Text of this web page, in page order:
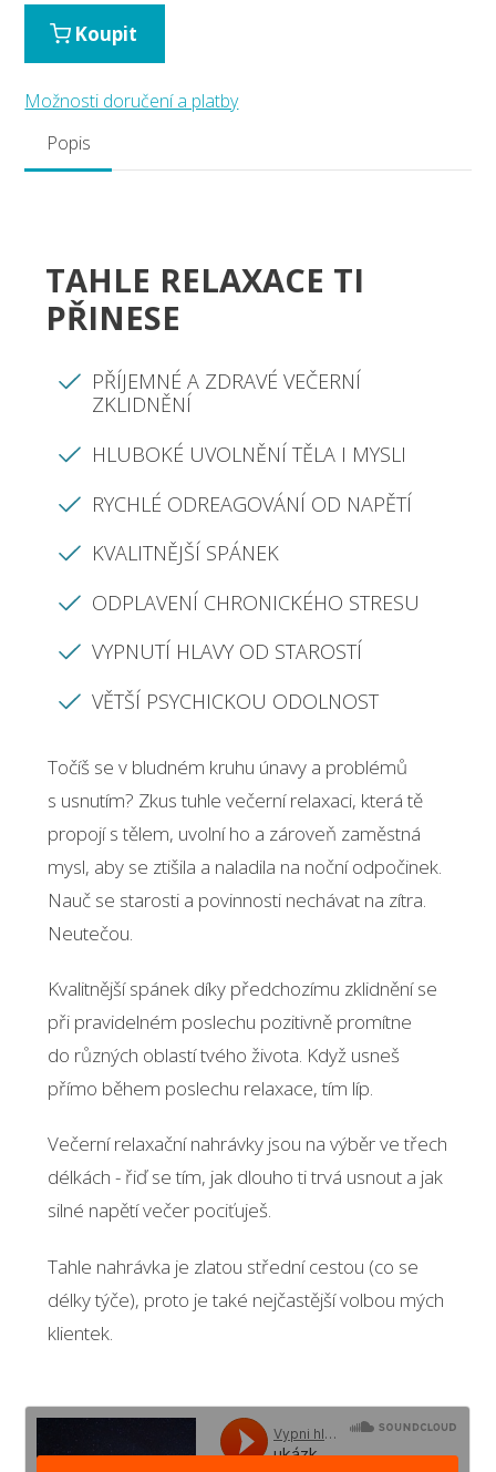
Koupit
Možnosti doručení a platby
Popis
TAHLE RELAXACE TI
PŘINESE
PŘÍJEMNÉ A ZDRAVÉ VEČERNÍ
ZKLIDNĚNÍ
HLUBOKÉ UVOLNĚNÍ TĚLA I MYSLI
RYCHLÉ ODREAGOVÁNÍ OD NAPĚTÍ
KVALITNĚJŠÍ SPÁNEK
ODPLAVENÍ CHRONICKÉHO STRESU
VYPNUTÍ HLAVY OD STAROSTÍ
VĚTŠÍ PSYCHICKOU ODOLNOST
Točíš se v bludném kruhu únavy a problémů
s usnutím? Zkus tuhle večerní relaxaci, která tě
propojí s tělem, uvolní ho a zároveň zaměstná
mysl, aby se ztišila a naladila na noční odpočinek.
Nauč se starosti a povinnosti nechávat na zítra.
Neutečou.
Kvalitnější spánek díky předchozímu zklidnění se
při pravidelném poslechu pozitivně promítne
do různých oblastí tvého života. Když usneš
přímo během poslechu relaxace, tím líp.
Večerní relaxační nahrávky jsou na výběr ve třech
délkách - řiď se tím, jak dlouho ti trvá usnout a jak
silné napětí večer pociťuješ.
Tahle nahrávka je zlatou střední cestou (co se
délky týče), proto je také nejčastější volbou mých
klientek.